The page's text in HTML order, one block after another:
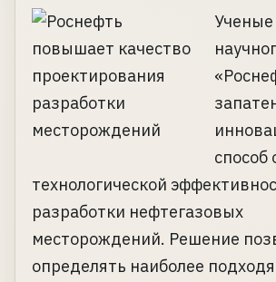
способ
технологической
разработки нефтегазовых
месторождений. Решение
определять наиболее